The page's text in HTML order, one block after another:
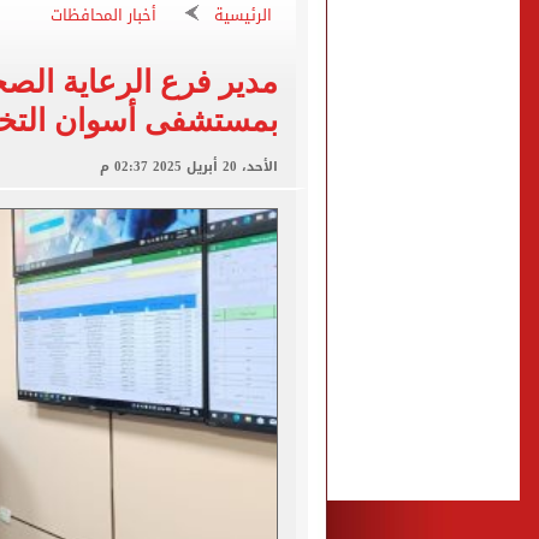
الكشف عن قصر محمد صلاح
برشلونة يطرح تذاكر
طرابزون سبور ينفي الحجز
الرئيسية أخبار المحافظات
مدير فرع الرعاية
بمستشفى أسوان
الأحد، 20 أبريل 2025 02:37 م